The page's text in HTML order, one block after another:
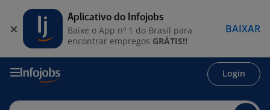
Login
Aplicativo do Infojobs
Baixe o App nº 1 do Brasil para
encontrar empregos GRÁTIS!!
BAIXAR